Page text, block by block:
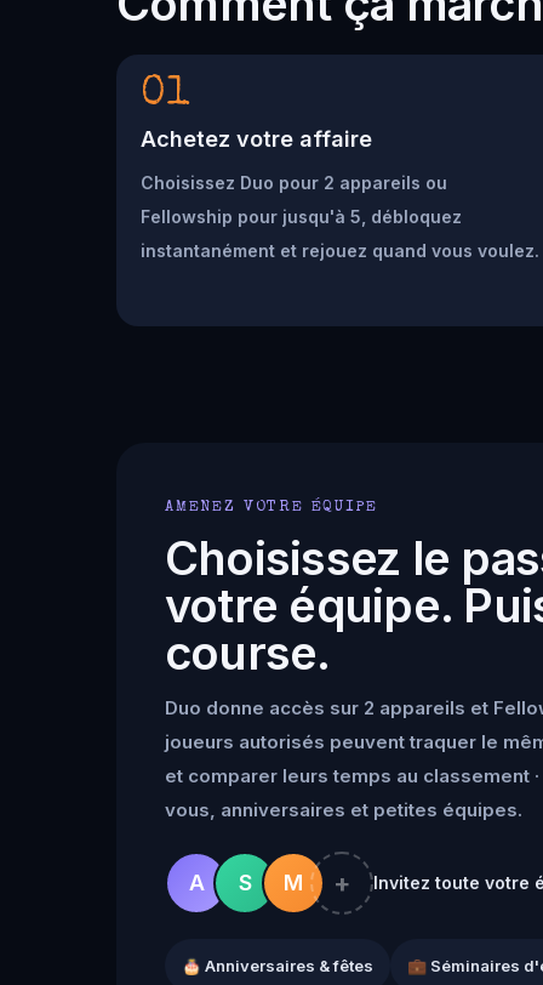
01
Achetez votre affaire
Choisissez Duo pour 2 appareils ou
Fellowship pour jusqu'à 5, débloquez
instantanément et rejouez quand vous voulez.
AMENEZ VOTRE ÉQUIPE
Choisissez le
votre équipe.
course.
Duo donne accès sur 2 appareils et
joueurs autorisés peuvent traquer le
et comparer leurs temps au classement
vous, anniversaires et petites équipes.
A S M + Invitez toute votre
🎂 Anniversaires & fêtes 💼 Séminaires